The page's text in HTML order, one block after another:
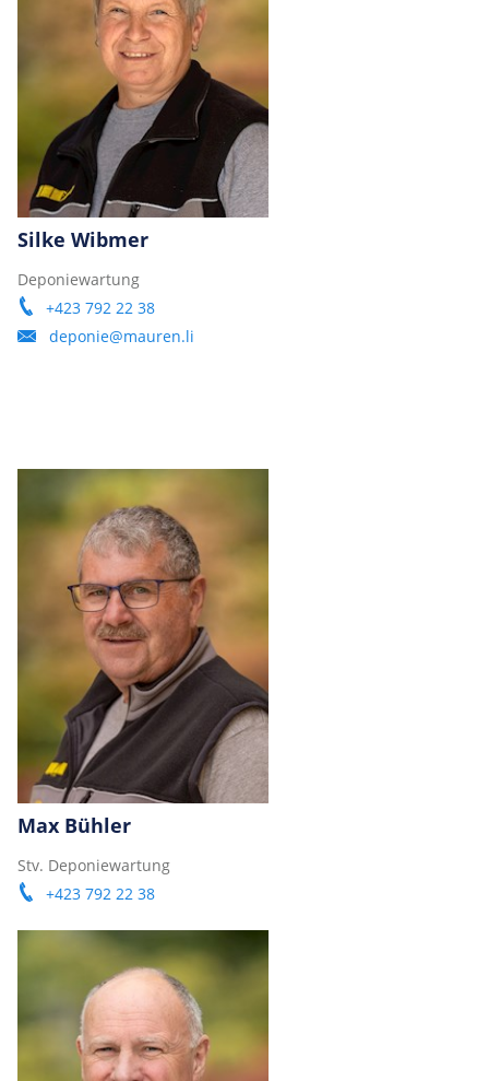
Silke Wibmer
Deponiewartung
+423 792 22 38
deponie@mauren.li
Max Bühler
Stv. Deponiewartung
+423 792 22 38